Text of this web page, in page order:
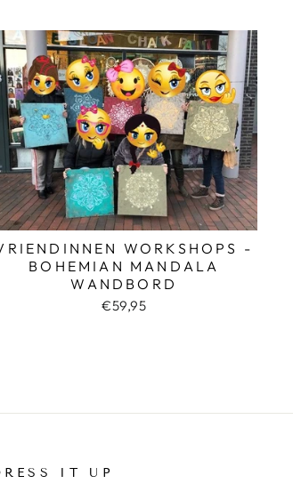
WORKSHOPS -
BOHEMIAN MANDALA
WANDBORD
€59,95
IT UP